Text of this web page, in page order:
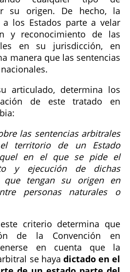
su origen. De hecho, la
a los Estados parte a velar
y reconocimiento de las
en su jurisdicción, en
manera que las sentencias
articulado, determina los
de este tratado en
las sentencias arbitrales
territorio de un Estado
en el que se pide el
y ejecución de dichas
que tengan su origen en
personas naturales o
criterio determina que
de la Convención en
en cuenta que la
se haya dictado en el